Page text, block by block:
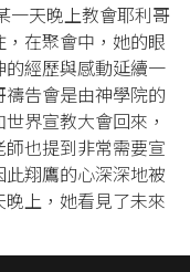
一天晚上教會耶利哥
在聚會中，她的眼
經歷與感動延續一
告會是由神學院的
界宣教大會回來，
也提到非常需要宣
翔鷹的心深深地被
上，她看見了未來